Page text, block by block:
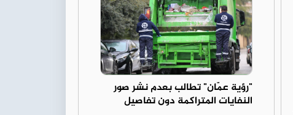
"رؤية عمّان" تطالب بعدم نشر صور
النفايات المتراكمة دون تفاصيل